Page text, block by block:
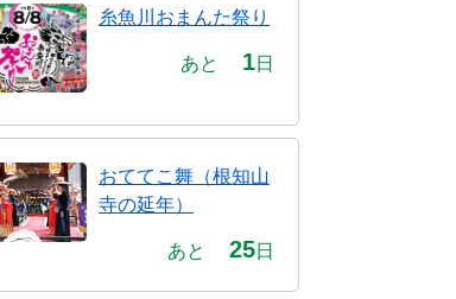
糸魚川おまんた祭り
あと 1日
おててこ舞（根知山
寺の延年）
あと 25日